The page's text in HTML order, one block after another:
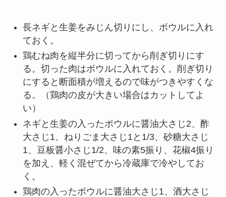
長ネギと生姜をみじん切りにし、ボウルに入れ
ておく。
鶏むね肉を縦半分に切ってから削ぎ切りにす
る。切った肉はボウルに入れておく。削ぎ切り
にすると断面積が増えるので味がつきやすくな
る。（鶏肉の皮が大きい場合はカットしてよ
い）
ネギと生姜の入ったボウルに醤油大さじ2、酢
大さじ1、ねりごま大さじ1と1/3、砂糖大さじ
1、豆板醤小さじ1/2、味の素5振り、花椒4振り
を加え、軽く混ぜてから冷蔵庫で冷やしてお
く。
鶏肉の入ったボウルに醤油大さじ1、酒大さじ